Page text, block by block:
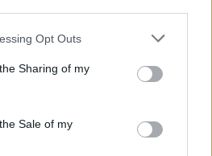
Opt Outs
Sharing of my
Sale of my
6 ΏΡΕΣ
νύχτα που ο Barack και η Michelle
Obama φοβήθηκαν για τη ζωή της κόρης
Αγγελικής Ηλιάδη για τη
στιγμή που είδε τον Ιησού